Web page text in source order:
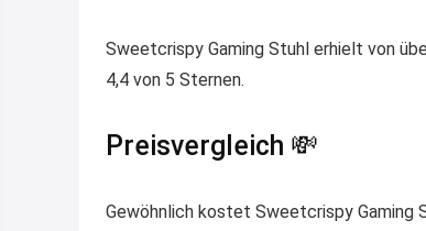
Sweetcrispy Gaming Stuhl erhielt von
4,4 von 5 Sternen.
Preisvergleich 💸
Gewöhnlich kostet Sweetcrispy Gaming